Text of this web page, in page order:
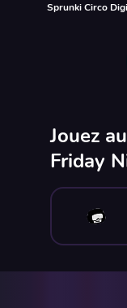
Sprunki Circo
Jouez
Friday